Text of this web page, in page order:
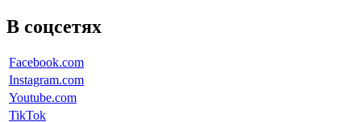
В соцсетях
Facebook.com
Instagram.com
Youtube.com
TikTok